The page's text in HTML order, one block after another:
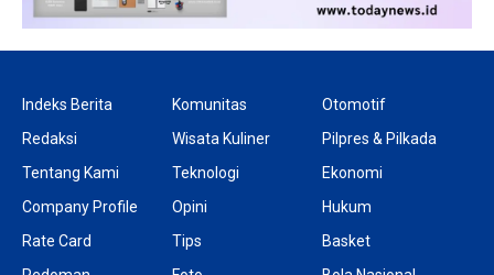
Indeks Berita
Redaksi
Tentang Kami
Company Profile
Rate Card
Komunitas
Wisata Kuliner
Teknologi
Opini
Tips
Otomotif
Pilpres & Pilkada
Ekonomi
Hukum
Basket